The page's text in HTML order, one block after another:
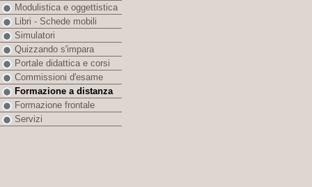
Modulistica e oggettistica
Libri - Schede mobili
Simulatori
Quizzando s'impara
Portale didattica e corsi
Commissioni d'esame
Formazione a distanza
Formazione frontale
Servizi